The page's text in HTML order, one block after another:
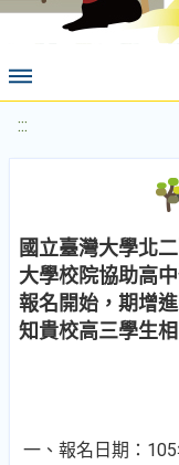
:::
國立臺灣大學北
大學校院協助高
報名開始，期增
知貴校高三學生
一、報名日期：